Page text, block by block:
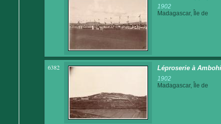
1902
Madagascar, Île de
6382 Léproserie à
1902
Madagascar, Île de